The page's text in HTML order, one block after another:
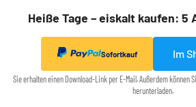
Heiße Tage – eiskalt kaufen: 5
Sofortkauf Im
Sie erhalten einen Download-Link per E-Mail. Außerdem können
herunterladen.